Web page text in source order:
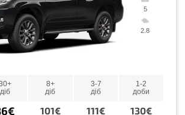
5
2.8
діб
8+
діб
3-7
діб
1-2
доби
101€ 111€ 130€